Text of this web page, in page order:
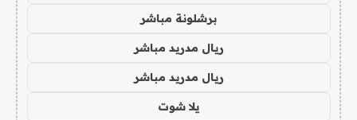
برشلونة مباشر
ريال مدريد مباشر
ريال مدريد مباشر
يلا شوت